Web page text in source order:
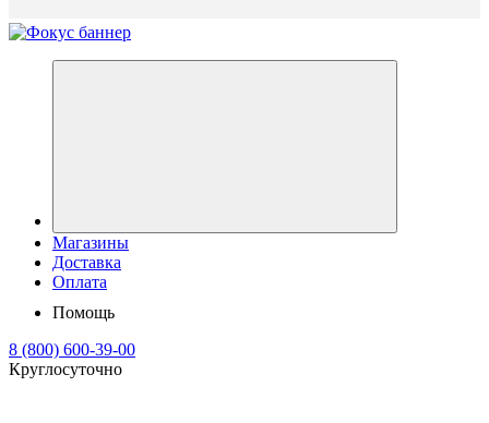
Магазины
Доставка
Оплата
Помощь
8 (800) 600-39-00
Круглосуточно